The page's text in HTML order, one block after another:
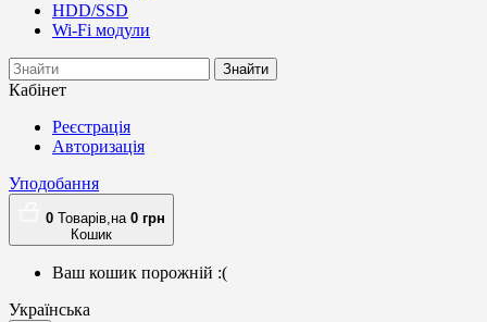
HDD/SSD
Wi-Fi модули
Знайти
Кабінет
Реєстрація
Авторизація
Уподобання
0 Товарів,на 0 грн
Кошик
Ваш кошик порожній :(
Українська